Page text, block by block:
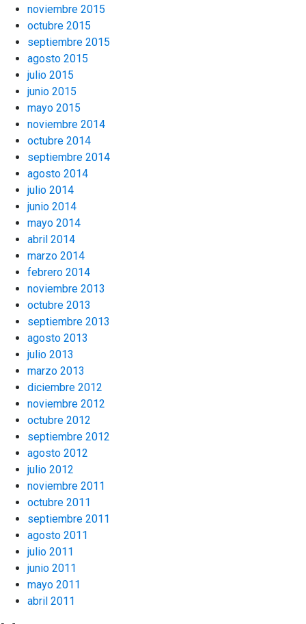
noviembre 2015
octubre 2015
septiembre 2015
agosto 2015
julio 2015
junio 2015
mayo 2015
noviembre 2014
octubre 2014
septiembre 2014
agosto 2014
julio 2014
junio 2014
mayo 2014
abril 2014
marzo 2014
febrero 2014
noviembre 2013
octubre 2013
septiembre 2013
agosto 2013
julio 2013
marzo 2013
diciembre 2012
noviembre 2012
octubre 2012
septiembre 2012
agosto 2012
julio 2012
noviembre 2011
octubre 2011
septiembre 2011
agosto 2011
julio 2011
junio 2011
mayo 2011
abril 2011